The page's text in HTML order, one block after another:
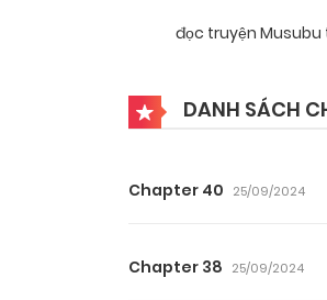
đọc truyện
DANH SÁCH
Chapter 40 25/09/2024
Chapter 38 25/09/2024